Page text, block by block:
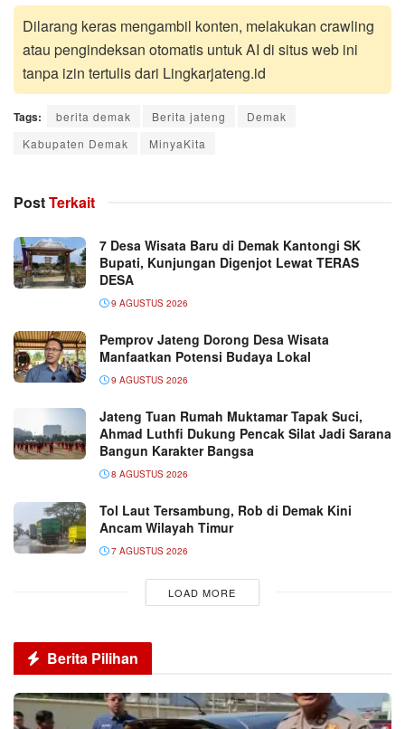
Dilarang keras mengambil konten, melakukan crawling
atau pengindeksan otomatis untuk AI di situs web ini
tanpa izin tertulis dari Lingkarjateng.id
Tags: berita demak Berita jateng
Demak
Kabupaten Demak
MinyaKita
PostTerkait
7 Desa Wisata Baru di Demak Kantongi SK
Bupati, Kunjungan Digenjot Lewat TERAS
DESA
9 AGUSTUS 2026
Pemprov Jateng Dorong Desa Wisata
Manfaatkan Potensi Budaya Lokal
9 AGUSTUS 2026
Jateng Tuan Rumah Muktamar Tapak Suci,
Ahmad Luthfi Dukung Pencak Silat Jadi Sarana
Bangun Karakter Bangsa
8 AGUSTUS 2026
Tol Laut Tersambung, Rob di Demak Kini
Ancam Wilayah Timur
7 AGUSTUS 2026
LOAD MORE
Berita Pilihan